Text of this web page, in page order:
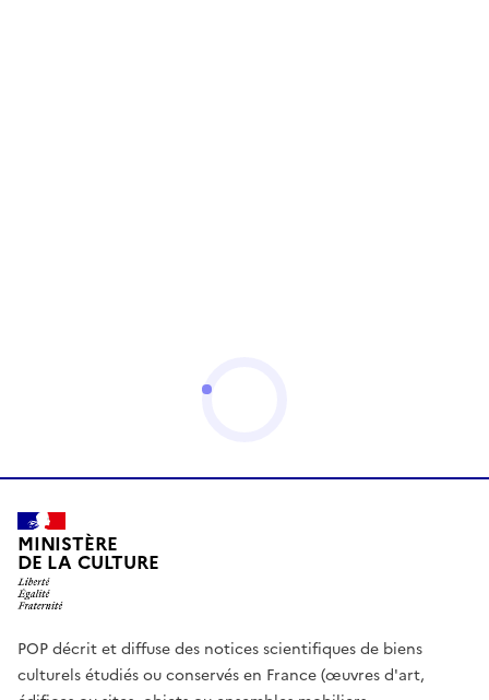
MINISTÈRE
DE LA CULTURE
POP décrit et diffuse des notices scientifiques de biens
culturels étudiés ou conservés en France (œuvres d'art,